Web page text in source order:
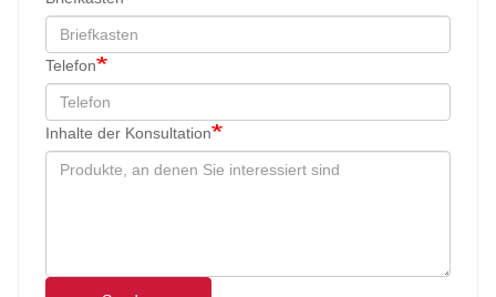
Telefon
Inhalte der Konsultation